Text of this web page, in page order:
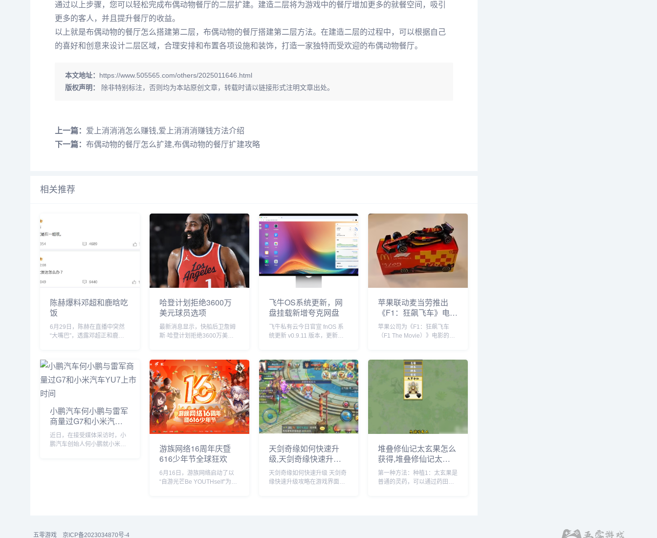
通过以上步骤，您可以轻松完成布偶动物餐厅的二层扩建。建造二层将为游戏中的餐厅增加更多的就餐空间，吸引
更多的客人，并且提升餐厅的收益。
以上就是布偶动物的餐厅怎么搭建第二层，布偶动物的餐厅搭建第二层方法。在建造二层的过程中，可以根据自己
的喜好和创意来设计二层区域，合理安排和布置各项设施和装饰，打造一家独特而受欢迎的布偶动物餐厅。
本文地址： https://www.505565.com/others/2025011646.html
版权声明：
除非特别标注，否则均为本站原创文章，转载时请以链接形式注明文章出处。
上一篇： 爱上消消消怎么赚钱,爱上消消消赚钱方法介绍
下一篇： 布偶动物的餐厅怎么扩建,布偶动物的餐厅扩建攻略
相关推荐
陈赫爆料邓超和鹿晗吃
饭
6月29日，陈赫在直播中突然
“大嘴巴”，透露邓超正和鹿晗
要直播自己也去吃饭了”。没想
到，当天邓超就在微博发文回
应：“反正就是在一起呗”，配
文简短却...
哈登计划拒绝3600万
美元球员选项
最新消息显示，快船后卫詹姆
斯·哈登计划拒绝3600万美元
飞牛OS系统更新，网
盘挂载新增夸克网盘
飞牛私有云今日官宣 fnOS 系
统更新 v0.9.11 版本，更新内
偏好”设置、优化硬盘类型
（HDD、SSD）的识别等。飞
牛 f...
苹果联动麦当劳推出
《F1：狂飙飞车》电影
套餐
苹果公司为《F1：狂飙飞车
（F1 The Movie）》电影的全
了趣味合作，粉丝们可以购买
F1 主题套餐，并把独家定制的
迷你赛车带回家。...
小鹏汽车何小鹏与雷军
商量过G7和小米汽车
YU7上市时间
近日，在接受媒体采访时，小
鹏汽车创始人何小鹏就小米
游族网络16周年庆暨
616少年节全球狂欢
6月16日，游族网络启动了以
“自游光芒Be YOUTHself”为主
天剑奇缘如何快速升
级,天剑奇缘快速升级
攻略
天剑奇缘如何快速升级 天剑奇
缘快速升级攻略在游戏界面
堆叠修仙记太玄果怎么
获得,堆叠修仙记太玄
果获得方法
第一种方法：种植1：太玄果是
普通的灵药，可以通过药田来
五零游戏 京ICP备2023034870号-4